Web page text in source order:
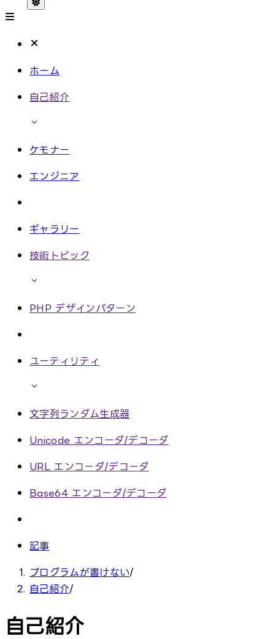
ホーム
自己紹介
ケモナー
エンジニア
ギャラリー
技術トピック
PHP デザインパターン
ユーティリティ
文字列ランダム生成器
Unicode エンコーダ/デコーダ
URL エンコーダ/デコーダ
Base64 エンコーダ/デコーダ
記事
プログラムが書けない/
自己紹介/
自己紹介